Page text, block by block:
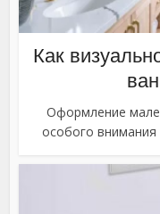
Как
Оформление
особого внимания